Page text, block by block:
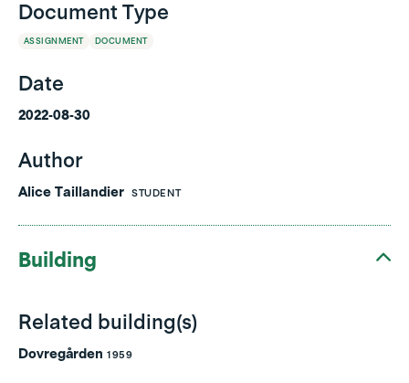
Document Type
ASSIGNMENT DOCUMENT
Date
2022-08-30
Author
Alice Taillandier STUDENT
Building
Related building(s)
Dovregården 1959